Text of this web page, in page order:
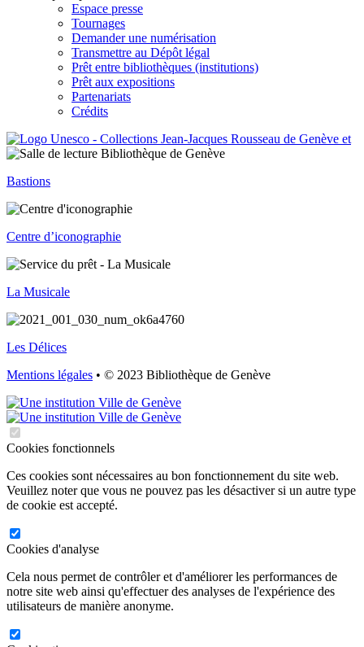
Espace presse
Tournages
Demander une numérisation
Transmettre au Dépôt légal
Prêt entre bibliothèques (institutions)
Prêt aux expositions
Partenariats
Crédits
Bastions
Centre d’iconographie
La Musicale
Les Délices
Mentions légales • © 2023 Bibliothèque de Genève
Cookies fonctionnels
Ces cookies sont nécessaires au bon fonctionnement du site web.
Veuillez noter que vous ne pouvez pas les désactiver si un autre type
de cookie est accepté.
Cookies d'analyse
Cela nous permet de contrôler et d'améliorer les performances de
notre site web ainsi qu'effectuer des analyses de l'expérience des
utilisateurs de manière anonyme.